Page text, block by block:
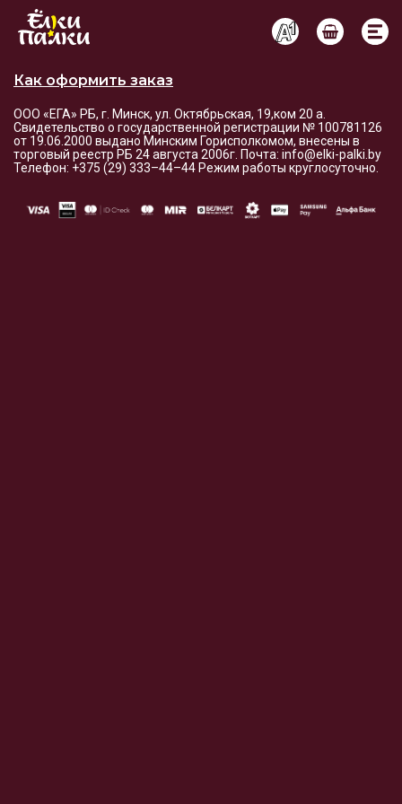
Условия оплаты и доставки
Как оформить заказ
ООО «ЕГА» РБ, г. Минск, ул. Октябрьская, 19,ком 20 а.
Свидетельство о государственной регистрации № 100781126
от 19.06.2000 выдано Минским Горисполкомом, внесены в
торговый реестр РБ 24 августа 2006г. Почта: info@elki-palki.by
Телефон: +375 (29) 333–44–44 Режим работы круглосуточно.